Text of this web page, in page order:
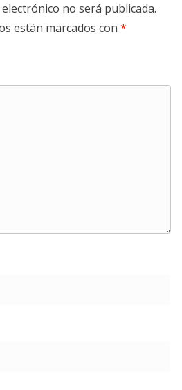
no será publicada.
están marcados con *